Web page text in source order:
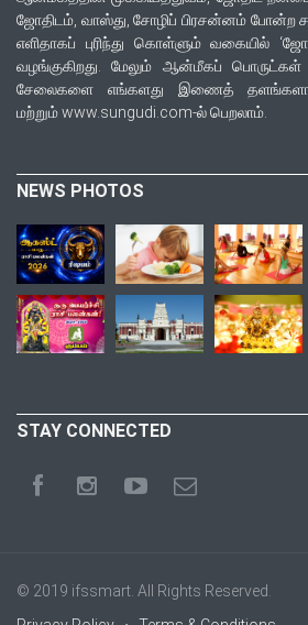
ஜோதிடம், வாஸ்து, சோழிப் பிரசன்னம்
எளிதாகப் புரிந்து கொள்ளும் வகையில்
வழங்குகிறது. மேலும் ஆன்மீகப் பொருட்கள்
சேலைகளை எங்களது இணைத் தளங்களான
மற்றும் www.sungudi.com-ல் பெறலாம்.
NEWS PHOTOS
STAY CONNECTED
© 2019 ifssmart . All Rights Reserved.